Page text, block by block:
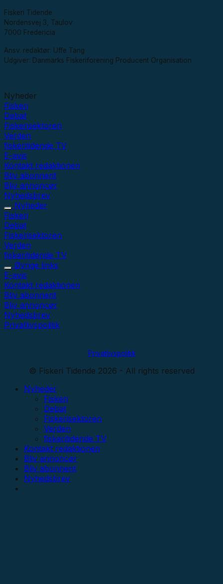
Fiskeri Tidende
Nordensvej 3, Taulov
7000 Fredericia
Ansv. redaktør: Uffe Tang
Udgiver: Danmarks Fiskeriforening Producent Organisation
Nyheder
Fiskeri
Debat
Fiskerisektoren
Verden
fiskeritidende TV
E-avis
Kontakt redaktionen
Bliv abonnent
Bliv annoncør
Nyhedsbrev
Nyheder
Fiskeri
Debat
Fiskerisektoren
Verden
fiskeritidende TV
Øvrige links
E-avis
Kontakt redaktionen
Bliv abonnent
Bliv annoncør
Nyhedsbrev
Privatlivspolitik
Privatlivspolitik
© Fiskeri Tidende 2026 - All rights reserved
Nyheder
Fiskeri
Debat
Fiskerisektoren
Verden
fiskeritidende TV
Kontakt redaktionen
Bliv annoncør
Bliv abonnent
Nyhedsbrev